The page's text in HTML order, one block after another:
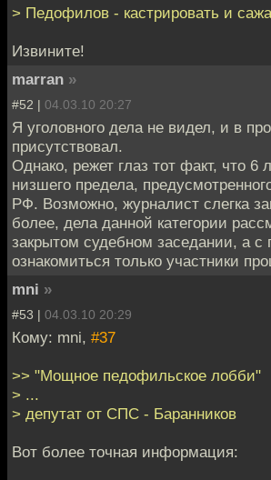
> Педофилов - кастрировать и
Извините!
marran »
#52 | 04.03.10 20:27
Я уголовного дела не видел, и в
присутствовал.
Однако, режет глаз тот факт, что 6
низшего предела,
РФ. Возможно, журналист слегка
более, дела данной категории
закрытом судебном заседании, а с
ознакомиться только участники
mni »
#53 | 04.03.10 20:29
Кому: mni, #37
>> "Мощное педофильское лобби"
> ...
> депутат от СПС - Баранников
Вот более точная информация: